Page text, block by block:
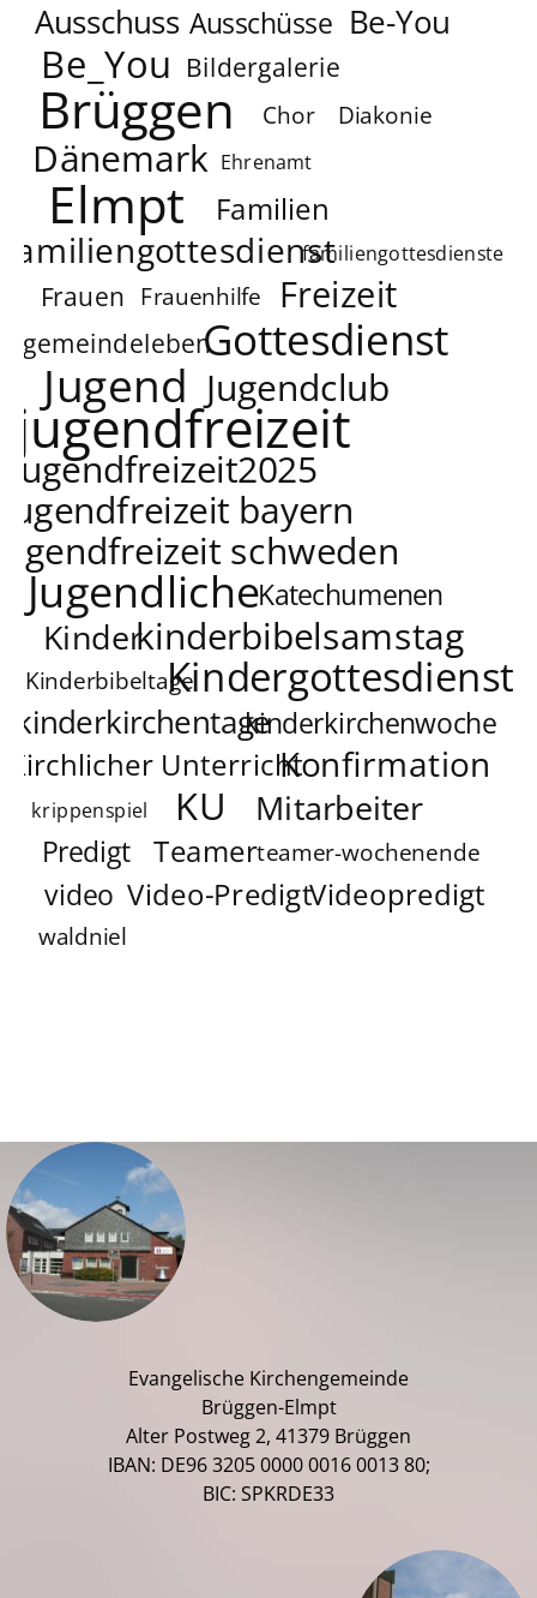
Ausschuss Ausschüsse Be-You
Be_You Bildergalerie
Brüggen Chor Diakonie
Dänemark Ehrenamt
Elmpt Familien
familiengottesdienstfamiliengottesdienste
Frauen Frauenhilfe Freizeit
gemeindelebenGottesdienst
Jugend Jugendclub
jugendfreizeit
jugendfreizeit2025
jugendfreizeit bayern
schweden
JugendlicheKatechumenen
Kinderkinderbibelsamstag
KinderbibeltageKindergottesdienst
kinderkirchentagekinderkirchenwoche
Kirchlicher UnterrichtKonfirmation
krippenspiel KU Mitarbeiter
Predigt Teamerteamer-wochenende
video Video-PredigtVideopredigt
waldniel
Evangelische Kirchengemeinde
Brüggen-Elmpt
Alter Postweg 2, 41379 Brüggen
IBAN: DE96 3205 0000 0016 0013 80;
BIC: SPKRDE33